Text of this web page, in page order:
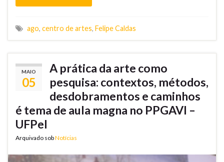
ago, centro de artes, Felipe Caldas
MAIO
05
A prática da arte como
pesquisa: contextos, métodos,
desdobramentos e caminhos
é tema de aula magna no PPGAVI –
UFPel
Arquivado sobNotícias